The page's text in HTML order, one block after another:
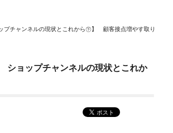
プチャンネルの現状とこれから㊦】 顧客接点増やす取り組み
ショップチャンネルの現状とこれか